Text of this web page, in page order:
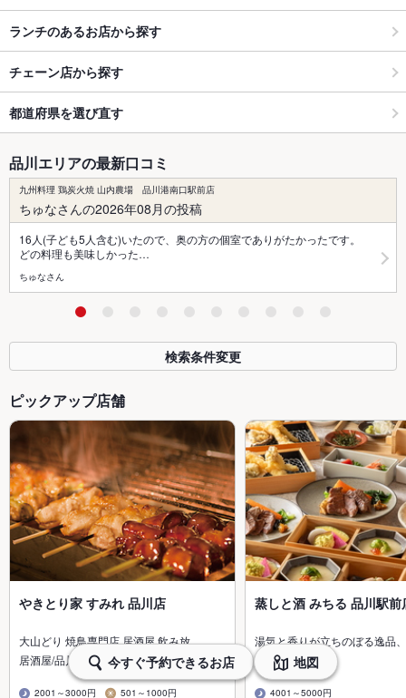
ランチのあるお店から探す
チェーン店から探す
都道府県を選び直す
品川エリアの最新口コミ
九州料理 鶏炭火焼 山内農場 品川港南口駅前店
ちゅなさんの2026年08月の投稿
16人(子ども5人含む)いたので、奥の方の個室でありがたかったです。
どの料理も美味しかった…
ちゅなさん
検索条件変更
ピックアップ店舗
やきとり家 すみれ 品川店
大山どり 焼鳥専門店 居酒屋 飲み放…
居酒屋/品川
2001～3000円 501～1000円
蒸しと酒 みちる 品川駅前
湯気と香りが立ちのぼる逸品
居酒屋/品川
4001～5000円
今すぐ予約できるお店 地図